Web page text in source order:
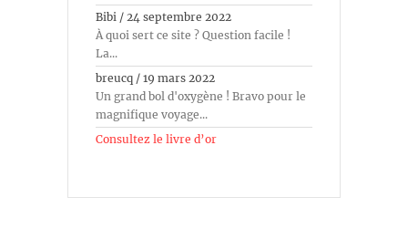
Bibi / 24 septembre 2022
À quoi sert ce site ? Question facile !
La...
breucq / 19 mars 2022
Un grand bol d'oxygène ! Bravo pour le
magnifique voyage...
Consultez le livre d’or